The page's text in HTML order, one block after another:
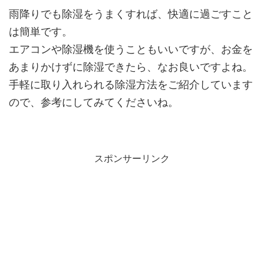
雨降りでも除湿をうまくすれば、快適に過ごすこと
は簡単です。
エアコンや除湿機を使うこともいいですが、お金を
あまりかけずに除湿できたら、なお良いですよね。
手軽に取り入れられる除湿方法をご紹介しています
ので、参考にしてみてくださいね。
スポンサーリンク